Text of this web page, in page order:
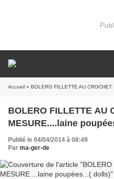
Accueil » BOLERO FILLETTE AU
BOLERO FILLETTE AU
MESURE....laine
Publié le 04/04/2014 à 08:49
Par ma-ger-de